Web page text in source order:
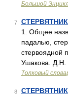
Большой
7 СТЕРВЯТНИК
1. Общее
падалью,
стервоядной
Ушакова. Д.Н.
Толковый
8 СТЕРВЯТНИК